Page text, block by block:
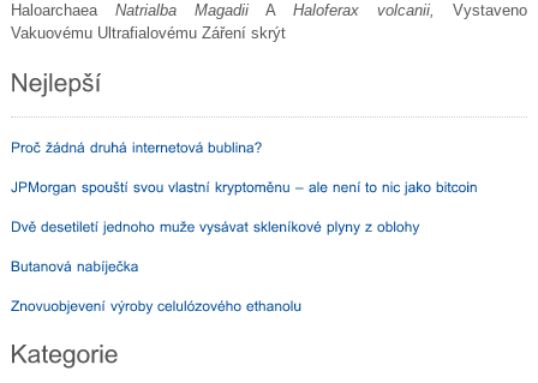
Haloarchaea Natrialba MagadiiAHaloferax volcanii,
Vystaveno
Vakuovému Ultrafialovému Záření skrýt